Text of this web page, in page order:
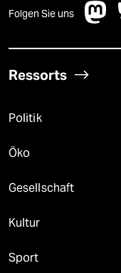
Folgen Sie uns
Ressorts
Politik
Öko
Gesellschaft
Kultur
Sport